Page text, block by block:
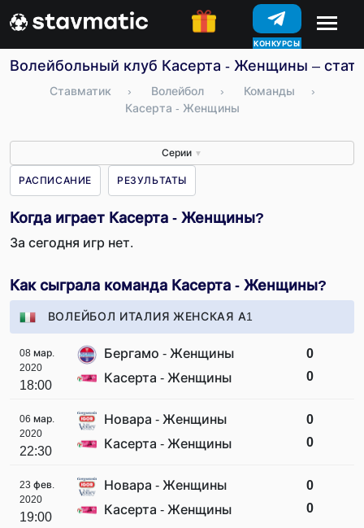
КОНКУРСЫ
Волейбольный клуб Касерта - Женщины –
Ставматик › Волейбол › Команды
›
Касерта - Женщины
Серии ▼
РАСПИСАНИЕ РЕЗУЛЬТАТЫ
Когда играет Касерта - Женщины?
За сегодня игр нет.
Как сыграла команда Касерта - Женщины?
ВОЛЕЙБОЛ ИТАЛИЯ ЖЕНСКАЯ А1
08 мар.
2020
18:00
Бергамо - Женщины
Касерта - Женщины
0
0
06 мар.
2020
22:30
Новара - Женщины
Касерта - Женщины
0
0
23 фев.
2020
19:00
Новара - Женщины
Касерта - Женщины
0
0